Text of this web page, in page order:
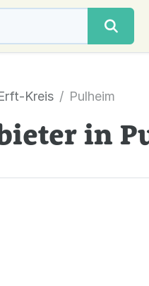
Kreis Pulheim
in